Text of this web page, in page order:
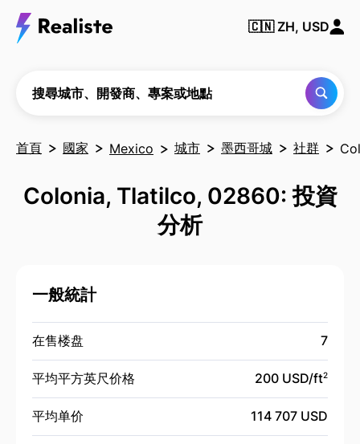
點
🇨🇳ZH, USD
搜尋城市、開發商、專案或地點
首頁 國家 Mexico 城市 墨西哥城 社群
Colonia, Tlatilco, 02860: 投資
分析
一般統計
在售楼盘 7
平均平方英尺价格 200 USD/ft2
平均单价 114 707 USD